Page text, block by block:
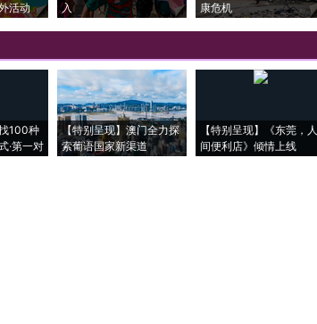
活动
入
康危机
100种
·第一对
【特别呈现】澳门全力探
索葡语国家新渠道
【特别呈现】《东莞，人
间便利店》倾情上线